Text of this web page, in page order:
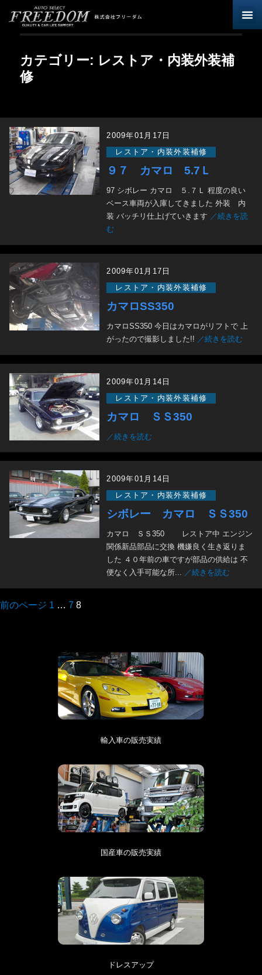
カテゴリー: レストア・内装外装補
修
2009年01月17日
レストア・内装外装補修
９７ カマロ 5.7Ｌ
97 シボレー カマロ ５.７Ｌ 程度の良い
ベース車両が入庫してきました 外装 内
装 バッチリ仕上げていきます ／続きを読
む
2009年01月17日
レストア・内装外装補修
カマロSS350
カマロSS350 今日はカマロがリフトで 上
がったので撮影しました!! ／続きを読む
2009年01月14日
レストア・内装外装補修
カマロ ＳＳ350
／続きを読む
2009年01月14日
レストア・内装外装補修
シボレー カマロ ＳＳ350
カマロ ＳＳ350 レストア中 エンジン
関係新品部品に交換 機嫌良く生き返りま
した ４０年前の車ですが部品の供給は 不
便なく入手可能な所... ／続きを読む
前のページ 1 … 7 8
輸入車の販売実績
国産車の販売実績
ドレスアップ